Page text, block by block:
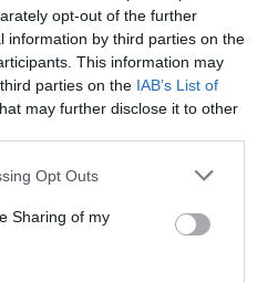
opt-out of the further
information by third parties on the
This information may
parties on the IAB’s List of
may further disclose it to other
Opt Outs
Sharing of my
και τους Φορείς
του προγράμματος σε
ιστοσελίδες. Digital